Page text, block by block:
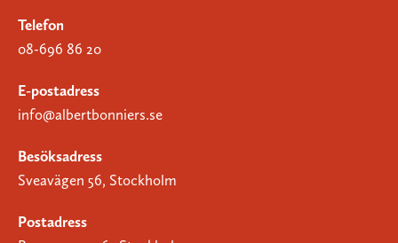
Telefon
08-696 86 20
E-postadress
info@albertbonniers.se
Besöksadress
Sveavägen 56, Stockholm
Postadress